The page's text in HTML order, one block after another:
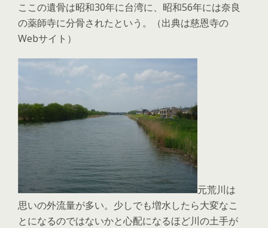
ここの遺骨は昭和30年に台湾に、昭和56年には奈良
の薬師寺に分骨されたという。（出典は慈恩寺の
Webサイト）
元荒川は
思いの外流量が多い。少しでも増水したら大変なこ
とになるのではないかと心配になるほど川の土手が